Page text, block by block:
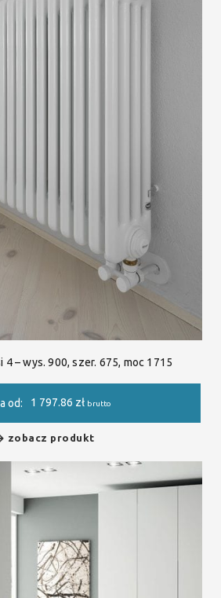
4 – wys. 900, szer. 675, moc 1715
od: 1 797.86 zł brutto
zobacz produkt